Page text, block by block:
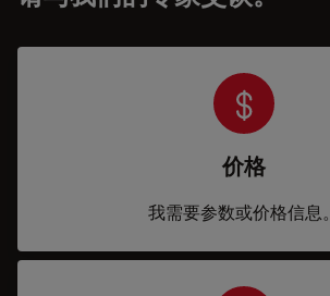
价格
我需要参数或价格信息。